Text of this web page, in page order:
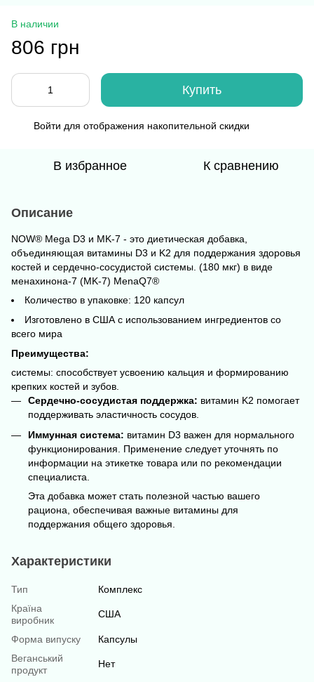
В наличии
806 грн
Купить
Войти для отображения накопительной скидки
В избранное К сравнению
Описание
NOW® Mega D3 и MK-7 - это диетическая добавка,
объединяющая витамины D3 и K2 для поддержания здоровья
костей и сердечно-сосудистой системы. (180 мкг) в виде
менахинона-7 (MK-7) MenaQ7®
Количество в упаковке: 120 капсул
Изготовлено в США с использованием ингредиентов со
всего мира
Преимущества:
системы: способствует усвоению кальция и формированию
крепких костей и зубов.
Сердечно-сосудистая поддержка: витамин K2 помогает
поддерживать эластичность сосудов.
Иммунная система: витамин D3 важен для нормального
функционирования. Применение следует уточнять по
информации на этикетке товара или по рекомендации
специалиста.
Эта добавка может стать полезной частью вашего
рациона, обеспечивая важные витамины для
поддержания общего здоровья.
Характеристики
Тип
Комплекс
Країна
виробник
США
Форма випуску
Капсулы
Веганський
продукт
Нет